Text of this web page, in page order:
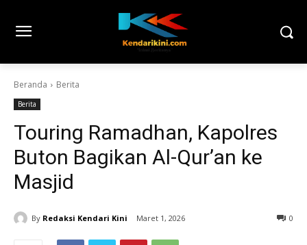
Beranda Berita
Berita
Touring Ramadhan, Kapolres
Buton Bagikan Al-Qur’an ke
Masjid
By Redaksi Kendari Kini Maret 1, 2026 0